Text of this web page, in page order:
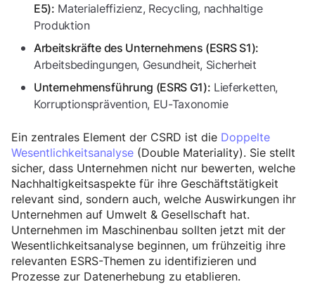
E5): Materialeffizienz, Recycling, nachhaltige
Produktion
Arbeitskräfte des Unternehmens (ESRS S1):
Arbeitsbedingungen, Gesundheit, Sicherheit
Unternehmensführung (ESRS G1): Lieferketten,
Korruptionsprävention, EU-Taxonomie
Ein zentrales Element der CSRD ist die Doppelte
Wesentlichkeitsanalyse (Double Materiality). Sie stellt
sicher, dass Unternehmen nicht nur bewerten, welche
Nachhaltigkeitsaspekte für ihre Geschäftstätigkeit
relevant sind, sondern auch, welche Auswirkungen ihr
Unternehmen auf Umwelt & Gesellschaft hat.
Unternehmen im Maschinenbau sollten jetzt mit der
Wesentlichkeitsanalyse beginnen, um frühzeitig ihre
relevanten ESRS-Themen zu identifizieren und
Prozesse zur Datenerhebung zu etablieren.